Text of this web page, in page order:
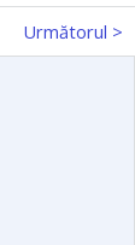
Următorul >